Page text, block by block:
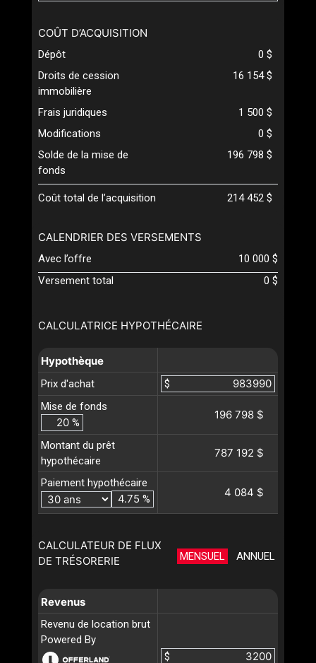
CALCULATRICE HYPOTHÉCAIRE
Hypothèque
Prix d'achat
$
Mise de fonds
%
196 798 $
Montant du prêt
hypothécaire
787 192 $
Paiement hypothécaire
%
4 084 $
CALCULATEUR DE FLUX
DE TRÉSORERIE
MENSUEL ANNUEL
Revenus
Revenu de location brut
Powered By
$
COÛT D’ACQUISITION
Dépôt
0 $
Droits de cession
immobilière
16 154 $
Frais juridiques
1 500 $
Modifications
0 $
Solde de la mise de
fonds
196 798 $
Coût total de l’acquisition 214 452 $
CALENDRIER DES VERSEMENTS
Avec l’offre
10 000 $
Versement total
0 $